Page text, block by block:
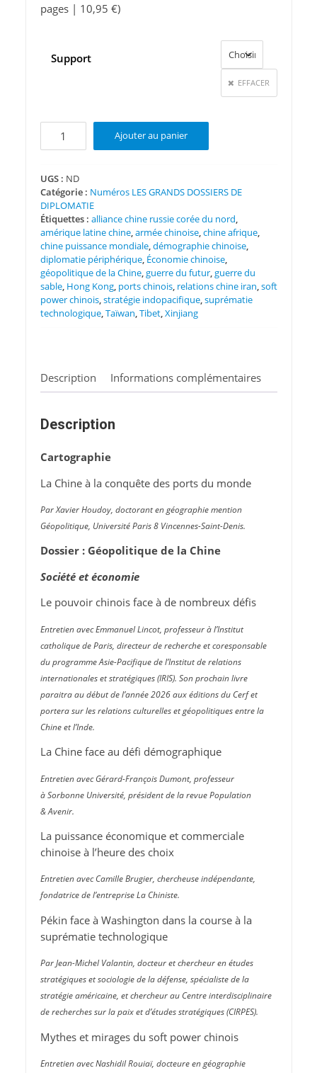
pages | 10,95 €)
Support
EFFACER
quantité
GRANDS
DOSSIERS
DE
DIPLOMATIE
N°
88
Ajouter au panier
UGS : ND
Catégorie : Numéros LES GRANDS DOSSIERS DE
DIPLOMATIE
Étiquettes : alliance chine russie corée du nord,
amérique latine chine,armée chinoise,chine afrique,
chine puissance mondiale,démographie chinoise,
diplomatie périphérique, Économie chinoise,
géopolitique de la Chine,guerre du futur,guerre du
sable, Hong Kong, ports chinois, relations chine iran,soft
power chinois,stratégie indopacifique,suprématie
technologique,Taïwan,Tibet,Xinjiang
Description Informations complémentaires
Description
Cartographie
La Chine à la conquête des ports du monde
Par Xavier Houdoy, doctorant en géographie mention
Géopolitique, Université Paris 8 Vincennes-Saint-Denis.
Dossier : Géopolitique de la Chine
Société et économie
Le pouvoir chinois face à de nombreux défis
Entretien avec Emmanuel Lincot, professeur à l’Institut
catholique de Paris, directeur de recherche et coresponsable
du programme Asie-Pacifique de l’Institut de relations
internationales et stratégiques (IRIS). Son prochain livre
paraitra au début de l’année 2026 aux éditions du Cerf et
portera sur les relations culturelles et géopolitiques entre la
Chine et l’Inde.
La Chine face au défi démographique
Entretien avec Gérard-François Dumont, professeur
à Sorbonne Université, président de la revue Population
& Avenir.
La puissance économique et commerciale
chinoise à l’heure des choix
Entretien avec Camille Brugier, chercheuse indépendante,
fondatrice de l’entreprise La Chiniste.
Pékin face à Washington dans la course à la
suprématie technologique
Par Jean-Michel Valantin, docteur et chercheur en études
stratégiques et sociologie de la défense, spécialiste de la
stratégie américaine, et chercheur au Centre interdisciplinaire
de recherches sur la paix et d’études stratégiques (CIRPES).
Mythes et mirages du soft power chinois
Entretien avec Nashidil Rouiaï, docteure en géographie